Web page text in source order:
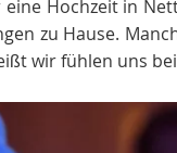
eine Hochzeit in
zu Hause.
wir fühlen uns